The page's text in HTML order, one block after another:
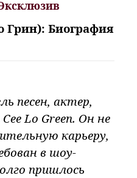
Грин): Биография
песен, актер,
Lo Green. Он не
карьеру,
в шоу-
пришлось